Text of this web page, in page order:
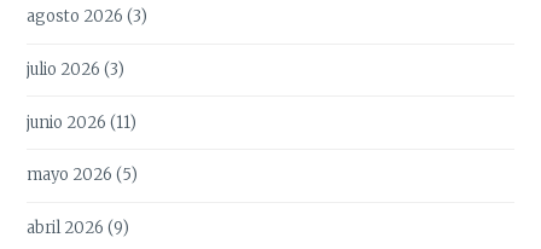
agosto 2026 (3)
julio 2026 (3)
junio 2026 (11)
mayo 2026 (5)
abril 2026 (9)